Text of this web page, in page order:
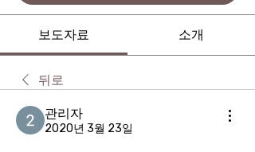
보도자료 소개
뒤로
관리자
2020년 3월 23일